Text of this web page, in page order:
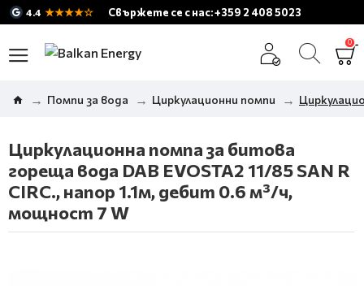
4.4 ★★★★☆ Свържете се с нас: +359 2 408 5023
0
Помпи за вода Циркулационни помпи
Циркулационна помпа за битова
гореща вода DAB EVOSTA2 11/85 SAN R
CIRC., напор 1.1м, дебит 0.6 м³/ч,
мощност 7 W